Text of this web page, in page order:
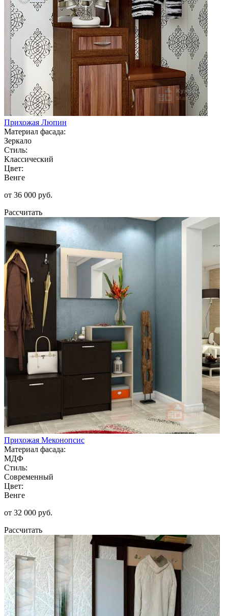
Прихожая Люпин
Материал фасада:
Зеркало
Стиль:
Классический
Цвет:
Венге
от 36 000 руб.
Рассчитать
Прихожая Меконопсис
Материал фасада:
МДФ
Стиль:
Современный
Цвет:
Венге
от 32 000 руб.
Рассчитать